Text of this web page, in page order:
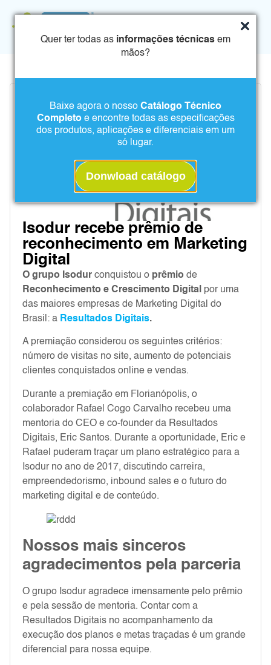
Quer ter todas as informações técnicas em
mãos?
Baixe agora o nosso Catálogo Técnico
Completo e encontre todas as especificações
dos produtos, aplicações e diferenciais em um
só lugar.
Donwload catálogo
Isodur recebe prêmio de
reconhecimento em Marketing
Digital
O grupo Isodur conquistou o prêmio de
Reconhecimento e Crescimento Digital por uma
das maiores empresas de Marketing Digital do
Brasil: a Resultados Digitais.
A premiação considerou os seguintes critérios:
número de visitas no site, aumento de potenciais
clientes conquistados online e vendas.
Durante a premiação em Florianópolis, o
colaborador Rafael Cogo Carvalho recebeu uma
mentoria do CEO e co-founder da Resultados
Digitais, Eric Santos. Durante a oportunidade, Eric e
Rafael puderam traçar um plano estratégico para a
Isodur no ano de 2017, discutindo carreira,
empreendedorismo, inbound sales e o futuro do
marketing digital e de conteúdo.
Nossos mais sinceros
agradecimentos pela parceria
O grupo Isodur agradece imensamente pelo prêmio
e pela sessão de mentoria. Contar com a
Resultados Digitais no acompanhamento da
execução dos planos e metas traçadas é um grande
diferencial para nossa equipe.